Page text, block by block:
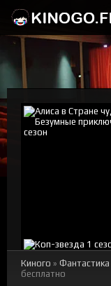
Киного » Фантастика
бесплатно